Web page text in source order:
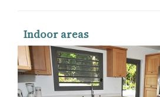
Indoor areas